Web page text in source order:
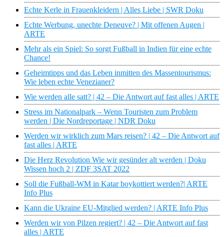
Echte Kerle in Frauenkleidern | Alles Liebe | SWR Doku
Echte Werbung, unechte Deneuve? | Mit offenen Augen |
ARTE
Mehr als ein Spiel: So sorgt Fußball in Indien für eine echte
Chance!
Geheimtipps und das Leben inmitten des Massentourismus:
Wie leben echte Venezianer?
Wie werden alle satt? | 42 – Die Antwort auf fast alles | ARTE
Stress im Nationalpark – Wenn Touristen zum Problem
werden | Die Nordreportage | NDR Doku
Werden wir wirklich zum Mars reisen? | 42 – Die Antwort auf
fast alles | ARTE
Die Herz Revolution Wie wir gesünder alt werden | Doku
Wissen hoch 2 | ZDF 3SAT 2022
Soll die Fußball-WM in Katar boykottiert werden?| ARTE
Info Plus
Kann die Ukraine EU-Mitglied werden? | ARTE Info Plus
Werden wir von Pilzen regiert? | 42 – Die Antwort auf fast
alles | ARTE